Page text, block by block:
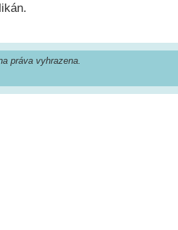
práva vyhrazena.